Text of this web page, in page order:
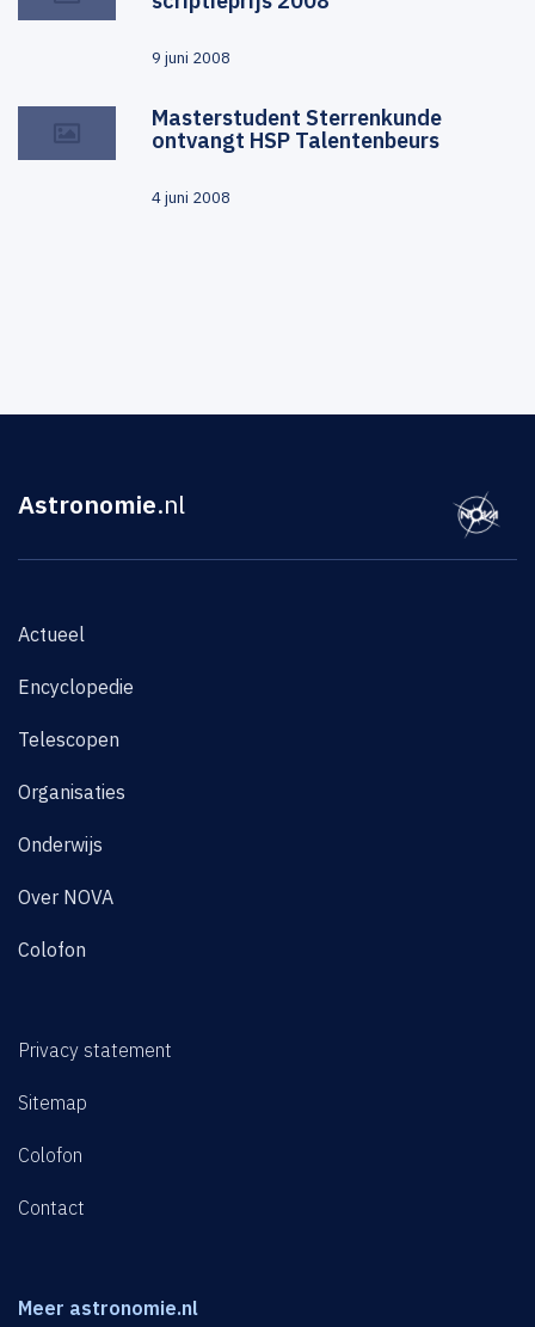
9 juni 2008
Masterstudent Sterrenkunde
ontvangt HSP Talentenbeurs
4 juni 2008
Astronomie.nl
Actueel
Encyclopedie
Telescopen
Organisaties
Onderwijs
Over NOVA
Colofon
Privacy statement
Sitemap
Colofon
Contact
Meer astronomie.nl